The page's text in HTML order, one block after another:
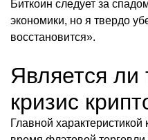
Биткоин следует за
экономики, но я твердо
восстановится».
Является ли
кризис
Главной